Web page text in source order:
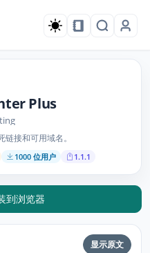
Plus
接和可用域名。
1000 位用户 1.1.1
到浏览器
显示原文